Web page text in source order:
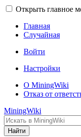
Открыть главное
Главная
Случайная
Войти
Настройки
О MiningWiki
Отказ от
MiningWiki
Найти